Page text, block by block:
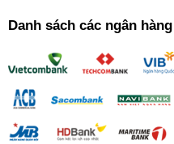
Danh sách các ngân